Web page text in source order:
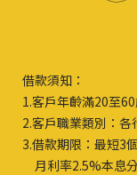
借款須知：
1.客戶年齡滿20至
2.客戶職業類別：各
3.借款期限：最短3
月利率2.5%本息